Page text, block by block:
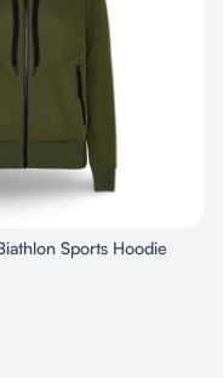
Sports Hoodie